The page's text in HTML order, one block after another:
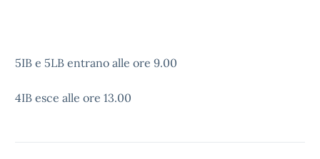
5IB e 5LB entrano alle ore 9.00
4IB esce alle ore 13.00